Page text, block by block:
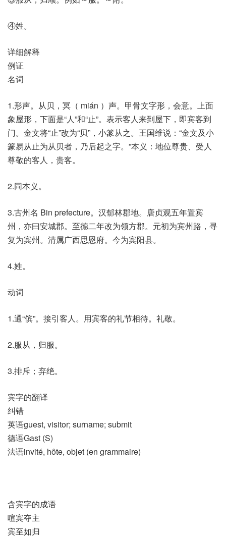
④姓。
详细解释
例证
名词
1.形声。从贝，冥（ mián ）声。甲骨文字形，会意。上面
象屋形，下面是“人”和“止”。表示客人来到屋下，即宾客到
门。金文将“止”改为“贝”，小篆从之。王国维说：“金文及小
篆易从止为从贝者，乃后起之字。”本义：地位尊贵、受人
尊敬的客人，贵客。
2.同本义。
3.古州名 Bin prefecture。汉郁林郡地。唐贞观五年置宾
州，亦曰安城郡。至德二年改为领方郡。元初为宾州路，寻
复为宾州。清属广西思恩府。今为宾阳县。
4.姓。
动词
1.通“傧”。接引客人。用宾客的礼节相待。礼敬。
2.服从，归服。
3.排斥；弃绝。
宾字的翻译
纠错
英语guest, visitor; surname; submit
德语Gast (S)
法语invité, hôte, objet (en grammaire)​
含宾字的成语
喧宾夺主
宾至如归